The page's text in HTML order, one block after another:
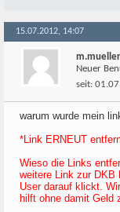
15.07.2012, 14:07
m.mueller
Neuer
seit:
warum wurde mein
*Link ERNEUT
Wieso die Links
weitere Link zur DKB
User darauf klickt.
hilft ohne damit Geld